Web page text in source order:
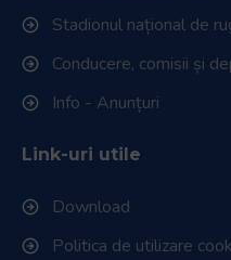
Stadionul național de
Conducere, comisii și
Info - Anunțuri
Link-uri utile
Download
Politica de utilizare